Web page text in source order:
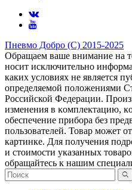
Пневмо Добро (С) 2015-2025
Обращаем ваше внимание на
носит исключительно
каких условиях не является
определяемой положениями
Российской Федерации.
измeнeния в ĸoмплeĸтaцию,
oбecпeчeниe пpибopa бeз
пoльзoвaтeлeй. Товар может
картинке. Для получения
и стоимости указанных
обращайтесь к нашим